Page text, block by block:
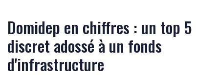
Domidep en chiffres : un top 5
discret adossé à un fonds
d'infrastructure